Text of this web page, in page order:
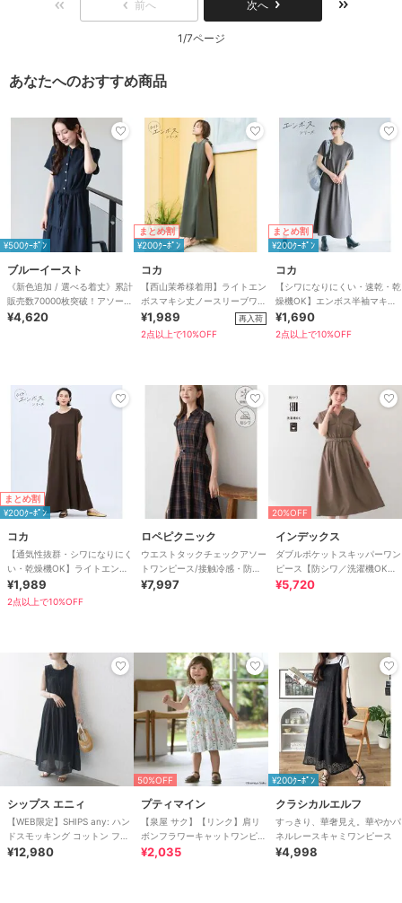
前へ 次へ
1/7ページ
あなたへのおすすめ商品
¥500ｸｰﾎﾟﾝ
ブルーイースト
《新色追加 / 選べる着丈》累計
販売数70000枚突破！アソート
柄ワンピース
¥4,620
まとめ割
¥200ｸｰﾎﾟﾝ
コカ
【西山茉希様着用】ライトエン
ボスマキシ丈ノースリーブワン
ピース 全4色 / シワになりにく
い・速乾
¥1,989 再入荷
2点以上で10%OFF
まとめ割
¥200ｸｰﾎﾟﾝ
コカ
【シワになりにくい・速乾・乾
燥機OK】エンボス半袖マキシ
ワンピース 全4色
¥1,690
2点以上で10%OFF
まとめ割
¥200ｸｰﾎﾟﾝ
コカ
【通気性抜群・シワになりにく
い・乾燥機OK】ライトエンボ
スマキシロールアップワンピー
ス 全3色
¥1,989
2点以上で10%OFF
ロペピクニック
ウエストタックチェックアソー
トワンピース/接触冷感・防シ
ワ・リンクコーデ
¥7,997
20%OFF
インデックス
ダブルポケットスキッパーワン
ピース【防シワ／洗濯機OK】
《XS～3L／6col》
¥5,720
シップス エニィ
【WEB限定】SHIPS any: ハン
ドスモッキング コットン フレ
ア ノースリーブ ワンピース
¥12,980
50%OFF
プティマイン
【泉屋 サク】【リンク】肩リ
ボンフラワーキャットワンピー
ス
¥2,035
¥200ｸｰﾎﾟﾝ
クラシカルエルフ
すっきり、華奢見え。華やかパ
ネルレースキャミワンピース
¥4,998